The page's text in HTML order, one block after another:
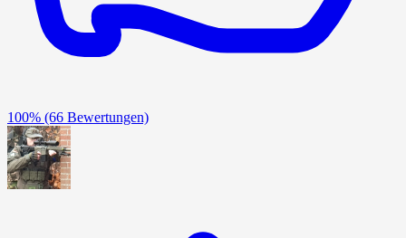
100% (66 Bewertungen)